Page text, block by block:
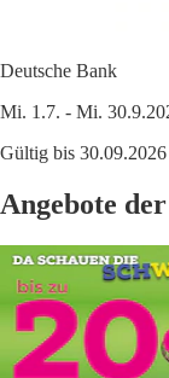
Deutsche Bank
Mi. 1.7. - Mi.
Gültig bis 30.09.2026
Angebote